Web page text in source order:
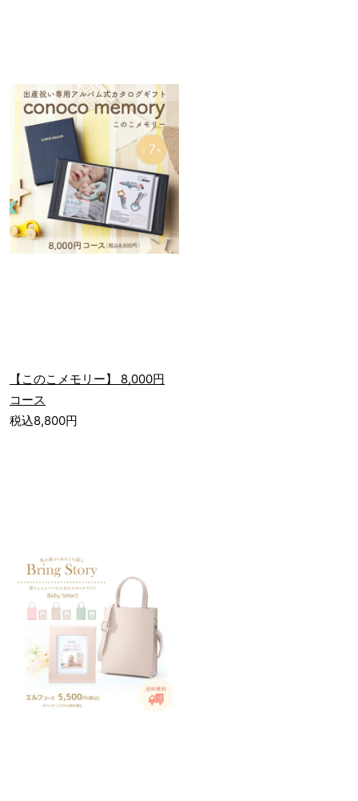
【このこメモリー】 8,000円
コース
税込8,800円